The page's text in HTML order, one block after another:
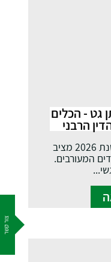
צור קשר
גט - הכלים
הרבני
הליך הגירושין בישראל של שנת 2026 מציב
המעורבים.